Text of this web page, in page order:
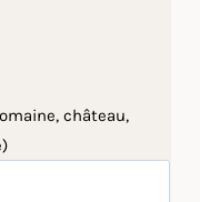
château,